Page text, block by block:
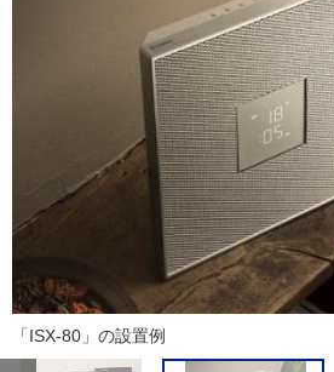
「ISX-80」の設置例